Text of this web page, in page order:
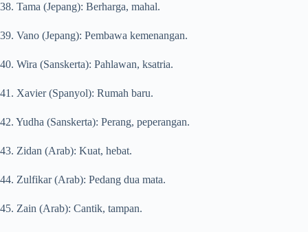
38. Tama (Jepang): Berharga, mahal.
39. Vano (Jepang): Pembawa kemenangan.
40. Wira (Sanskerta): Pahlawan, ksatria.
41. Xavier (Spanyol): Rumah baru.
42. Yudha (Sanskerta): Perang, peperangan.
43. Zidan (Arab): Kuat, hebat.
44. Zulfikar (Arab): Pedang dua mata.
45. Zain (Arab): Cantik, tampan.